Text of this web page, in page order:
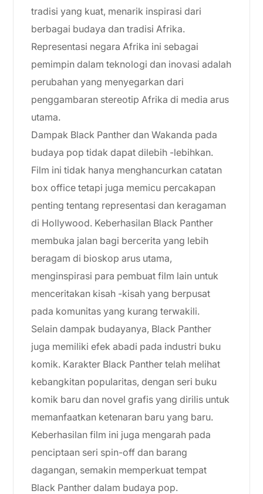
tradisi yang kuat, menarik inspirasi dari
berbagai budaya dan tradisi Afrika.
Representasi negara Afrika ini sebagai
pemimpin dalam teknologi dan inovasi adalah
perubahan yang menyegarkan dari
penggambaran stereotip Afrika di media arus
utama.
Dampak Black Panther dan Wakanda pada
budaya pop tidak dapat dilebih -lebihkan.
Film ini tidak hanya menghancurkan catatan
box office tetapi juga memicu percakapan
penting tentang representasi dan keragaman
di Hollywood. Keberhasilan Black Panther
membuka jalan bagi bercerita yang lebih
beragam di bioskop arus utama,
menginspirasi para pembuat film lain untuk
menceritakan kisah -kisah yang berpusat
pada komunitas yang kurang terwakili.
Selain dampak budayanya, Black Panther
juga memiliki efek abadi pada industri buku
komik. Karakter Black Panther telah melihat
kebangkitan popularitas, dengan seri buku
komik baru dan novel grafis yang dirilis untuk
memanfaatkan ketenaran baru yang baru.
Keberhasilan film ini juga mengarah pada
penciptaan seri spin-off dan barang
dagangan, semakin memperkuat tempat
Black Panther dalam budaya pop.